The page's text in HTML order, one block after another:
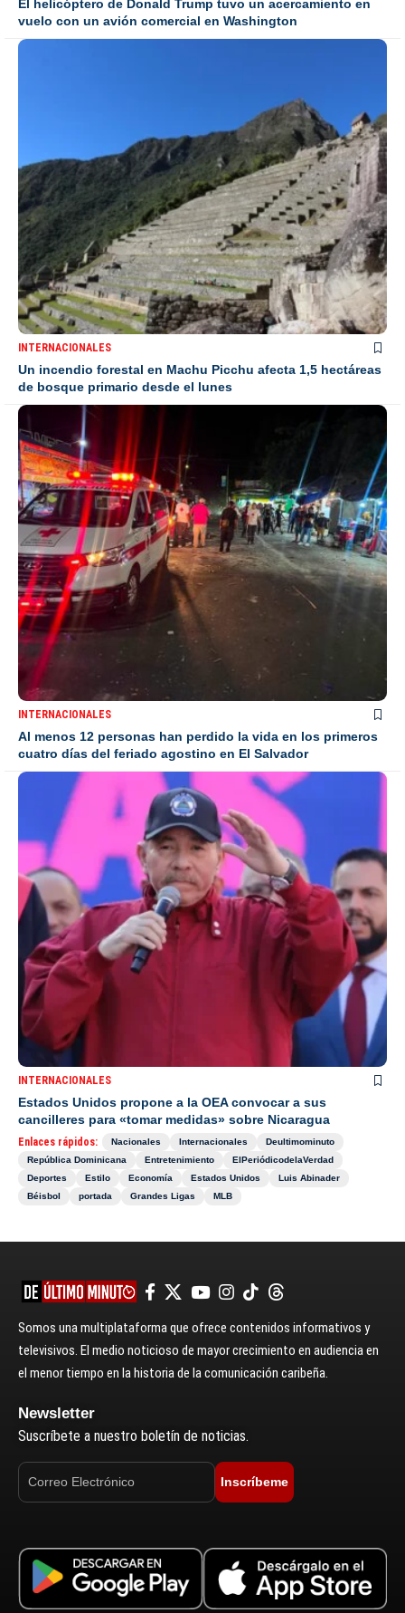
El helicóptero de Donald Trump tuvo un acercamiento en
vuelo con un avión comercial en Washington
INTERNACIONALES
Un incendio forestal en Machu Picchu afecta 1,5 hectáreas
de bosque primario desde el lunes
INTERNACIONALES
Al menos 12 personas han perdido la vida en los primeros
cuatro días del feriado agostino en El Salvador
INTERNACIONALES
Estados Unidos propone a la OEA convocar a sus
cancilleres para «tomar medidas» sobre Nicaragua
Enlaces rápidos: Nacionales Internacionales
Deultimominuto
República Dominicana
Entretenimiento
ElPeriódicodelaVerdad
Deportes
Estilo Economía Estados Unidos
Luis Abinader
Béisbol
portada Grandes Ligas MLB
Somos una multiplataforma que ofrece contenidos informativos y
televisivos. El medio noticioso de mayor crecimiento en audiencia en
el menor tiempo en la historia de la comunicación caribeña.
Newsletter
Suscríbete a nuestro boletín de noticias.
Inscríbeme